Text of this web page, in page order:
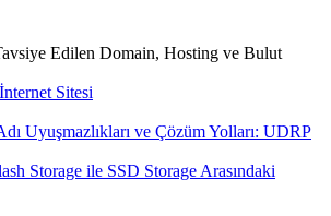
Edilen Domain, Hosting ve Bulut
Sitesi
Uyuşmazlıkları ve Çözüm Yolları: UDRP
Storage ile SSD Storage Arasındaki